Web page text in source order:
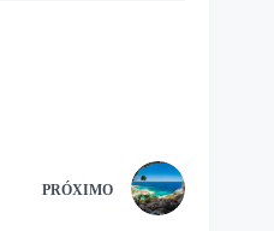
PRÓXIMO